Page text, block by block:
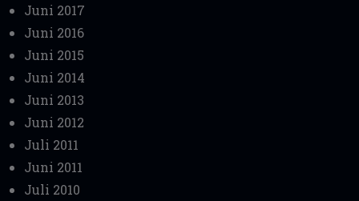
Juni 2017
Juni 2016
Juni 2015
Juni 2014
Juni 2013
Juni 2012
Juli 2011
Juni 2011
Juli 2010